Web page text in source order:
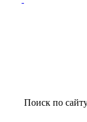
Поиск по